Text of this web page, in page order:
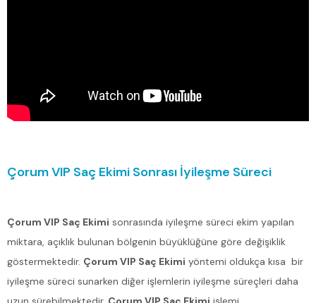
Çorum VIP Saç Ekimi Sonrası İyileşme Süreci
Çorum VIP Saç Ekimi sonrasında iyileşme süreci ekim yapılan
miktara, açıklık bulunan bölgenin büyüklüğüne göre değişiklik
göstermektedir. Çorum VIP Saç Ekimi yöntemi oldukça kısa bir
iyileşme süreci sunarken diğer işlemlerin iyileşme süreçleri daha